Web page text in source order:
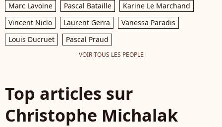
Marc Lavoine Pascal Bataille
Karine Le Marchand
Vincent Niclo
Laurent Gerra
Vanessa Paradis
Louis Ducruet
Pascal Praud
VOIR TOUS LES PEOPLE
Top articles sur
Christophe Michalak